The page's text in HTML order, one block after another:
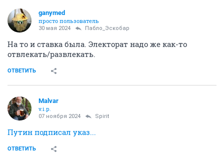
ganymed
просто пользователь
30 мая 2024 Пабло_Эскобар
На то и ставка была. Электорат надо же как-то
отвлекать/развлекать.
ОТВЕТИТЬ
Malvar
v.i.p.
07 ноября 2024 Spirit
Путин подписал указ...
ОТВЕТИТЬ